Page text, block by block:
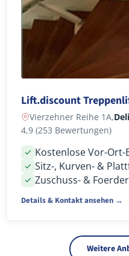
Lift.discount
Vierzehner Reihe 1A,
4,9 (253 Bewertungen)
Kostenlose Vor-
Sitz-, Kurven- &
Zuschuss- &
Details & Kontakt ansehen →
Weitere